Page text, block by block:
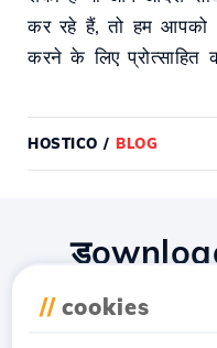
कर रहे हैं, तो हम आपको
करने के लिए प्रोत्साहित
HOSTICO / BLOG
// cookies